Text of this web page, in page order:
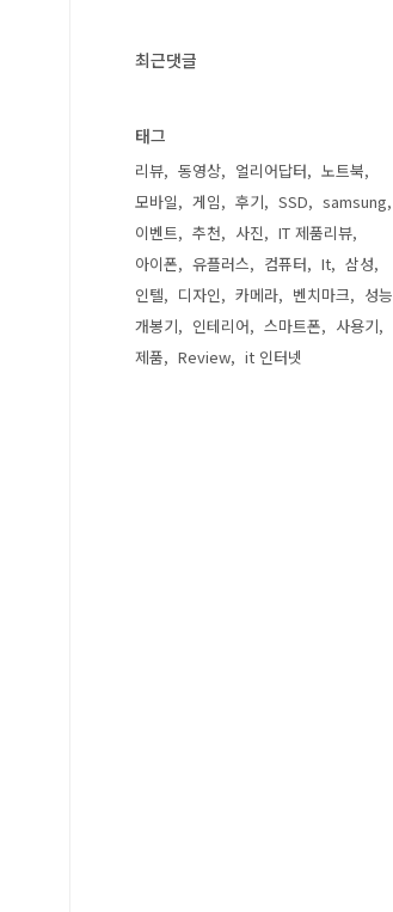
최근댓글
태그
리뷰 동영상 얼리어답터
노트북
모바일
게임 후기 SSD
samsung
이벤트
추천 사진
IT 제품리뷰
아이폰
유플러스 컴퓨터 It
삼성
인텔
디자인 카메라 벤치마크
성능
개봉기
인테리어 스마트폰
사용기
제품
Review it 인터넷